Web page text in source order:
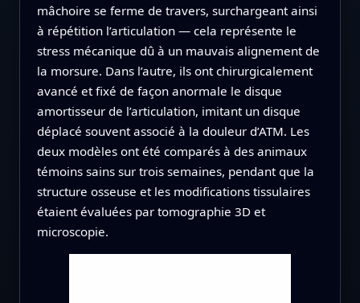
mâchoire se ferme de travers, surchargeant ainsi
à répétition l’articulation — cela représente le
stress mécanique dû à un mauvais alignement de
la morsure. Dans l’autre, ils ont chirurgicalement
avancé et fixé de façon anormale le disque
amortisseur de l’articulation, imitant un disque
déplacé souvent associé à la douleur d’ATM. Les
deux modèles ont été comparés à des animaux
témoins sains sur trois semaines, pendant que la
structure osseuse et les modifications tissulaires
étaient évaluées par tomographie 3D et
microscopie.